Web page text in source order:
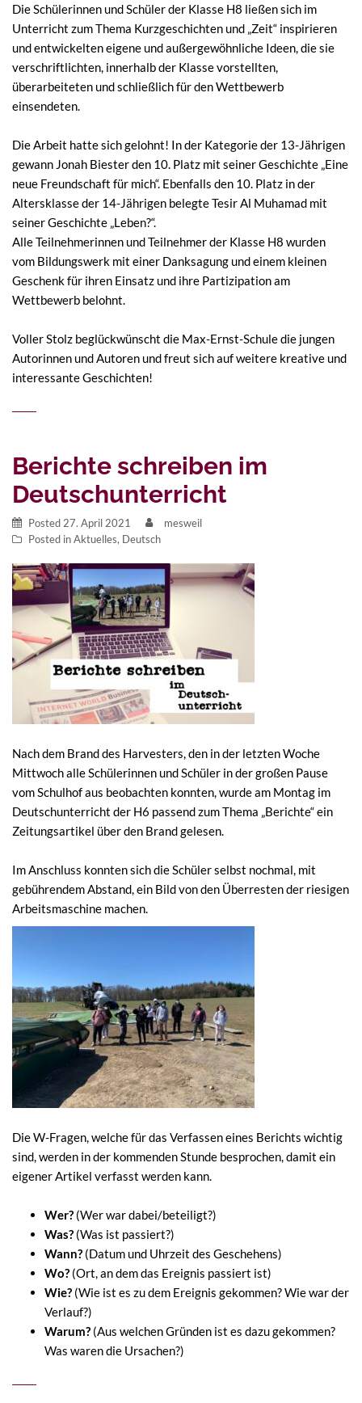
Die Schülerinnen und Schüler der Klasse H8 ließen sich im
Unterricht zum Thema Kurzgeschichten und „Zeit“ inspirieren
und entwickelten eigene und außergewöhnliche Ideen, die sie
verschriftlichten, innerhalb der Klasse vorstellten,
überarbeiteten und schließlich für den Wettbewerb
einsendeten.
Die Arbeit hatte sich gelohnt! In der Kategorie der 13-Jährigen
gewann Jonah Biester den 10. Platz mit seiner Geschichte „Eine
neue Freundschaft für mich“. Ebenfalls den 10. Platz in der
Altersklasse der 14-Jährigen belegte Tesir Al Muhamad mit
seiner Geschichte „Leben?“.
Alle Teilnehmerinnen und Teilnehmer der Klasse H8 wurden
vom Bildungswerk mit einer Danksagung und einem kleinen
Geschenk für ihren Einsatz und ihre Partizipation am
Wettbewerb belohnt.
Voller Stolz beglückwünscht die Max-Ernst-Schule die jungen
Autorinnen und Autoren und freut sich auf weitere kreative und
interessante Geschichten!
Berichte schreiben im
Deutschunterricht
Posted 27. April 2021
mesweil
Posted inAktuelles, Deutsch
Nach dem Brand des Harvesters, den in der letzten Woche
Mittwoch alle Schülerinnen und Schüler in der großen Pause
vom Schulhof aus beobachten konnten, wurde am Montag im
Deutschunterricht der H6 passend zum Thema „Berichte“ ein
Zeitungsartikel über den Brand gelesen.
Im Anschluss konnten sich die Schüler selbst nochmal, mit
gebührendem Abstand, ein Bild von den Überresten der riesigen
Arbeitsmaschine machen.
Die W-Fragen, welche für das Verfassen eines Berichts wichtig
sind, werden in der kommenden Stunde besprochen, damit ein
eigener Artikel verfasst werden kann.
Wer? (Wer war dabei/beteiligt?)
Was? (Was ist passiert?)
Wann? (Datum und Uhrzeit des Geschehens)
Wo? (Ort, an dem das Ereignis passiert ist)
Wie? (Wie ist es zu dem Ereignis gekommen? Wie war der
Verlauf?)
Warum? (Aus welchen Gründen ist es dazu gekommen?
Was waren die Ursachen?)